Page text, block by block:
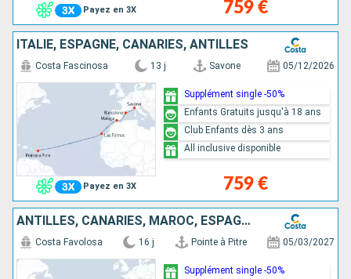
Payez en 3X 759 €
ITALIE, ESPAGNE, CANARIES, ANTILLES
Payez en 3X
Costa Fascinosa 13 j Savone 05/12/2026
759 €
Supplément single -50%
Enfants Gratuits jusqu'à 18 ans
Club Enfants dès 3 ans
All inclusive disponible
ANTILLES, CANARIES, MAROC, ESPAGNE, FRANCE
Costa Favolosa 16 j Pointe à Pitre 05/03/2027
Supplément single -50%